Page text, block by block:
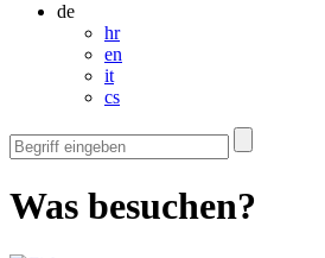
de
hr
en
it
cs
Was besuchen?